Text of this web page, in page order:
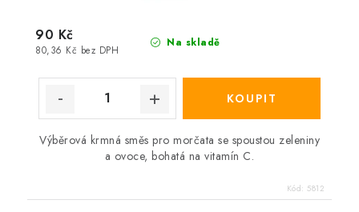
Na skladě
80,36 Kč bez DPH
90 Kč
Výběrová krmná směs pro morčata se spoustou zeleniny
a ovoce, bohatá na vitamín C.
Kód: 5812